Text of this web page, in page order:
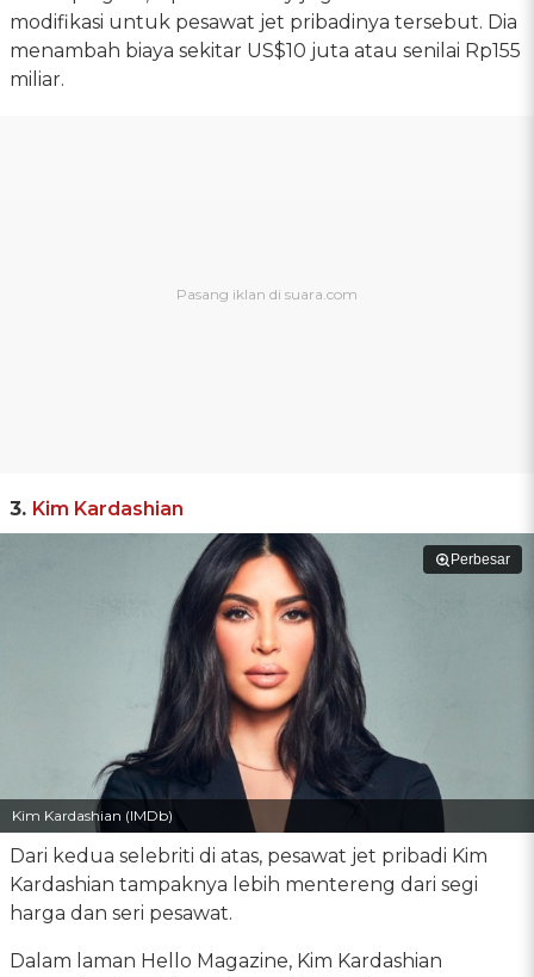
modifikasi untuk pesawat jet pribadinya tersebut. Dia
menambah biaya sekitar US$10 juta atau senilai Rp155
miliar.
3. Kim Kardashian
Perbesar
Kim Kardashian (IMDb)
Dari kedua selebriti di atas, pesawat jet pribadi Kim
Kardashian tampaknya lebih mentereng dari segi
harga dan seri pesawat.
Dalam laman Hello Magazine, Kim Kardashian